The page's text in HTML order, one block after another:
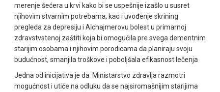
merenje šećera u krvi kako bi se uspešnije izašlo u susret
njihovim stvarnim potrebama, kao i uvođenje skrining
pregleda za depresiju i Alchajmerovu bolest u primarnoj
zdravstvstenoj zaštiti koja bi omogućila pre svega dementnim
starijim osobama i njihovim porodicama da planiraju svoju
budućnost, smanjila troškove i poboljšala efikasnost lečenja
Jedna od inicijativa je da Ministarstvo zdravlja razmotri
mogućnost i utiče na odluku da se najsiromašnijim starijima